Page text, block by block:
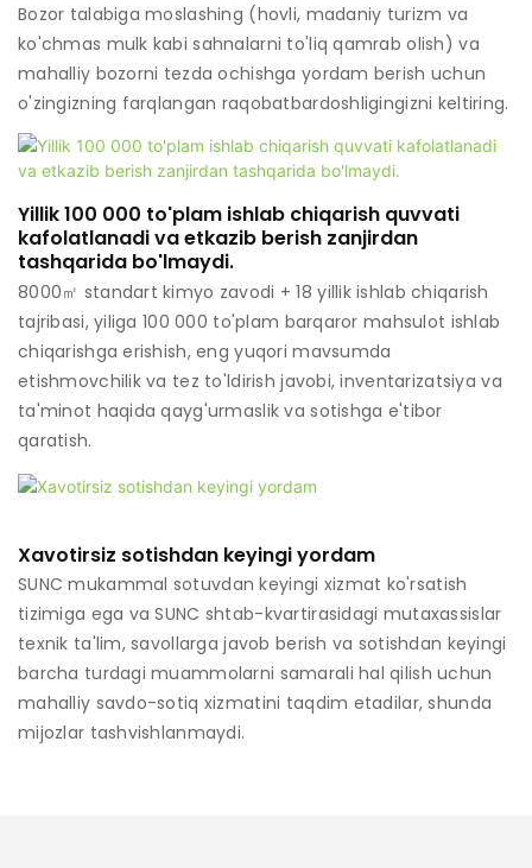
Bozor talabiga moslashing (hovli, madaniy turizm va
ko'chmas mulk kabi sahnalarni to'liq qamrab olish) va
mahalliy bozorni tezda ochishga yordam berish uchun
o'zingizning farqlangan raqobatbardoshligingizni keltiring.
Yillik 100 000 to'plam ishlab chiqarish quvvati
kafolatlanadi va etkazib berish zanjirdan
tashqarida bo'lmaydi.
8000㎡ standart kimyo zavodi + 18 yillik ishlab chiqarish
tajribasi, yiliga 100 000 to'plam barqaror mahsulot ishlab
chiqarishga erishish, eng yuqori mavsumda
etishmovchilik va tez to'ldirish javobi, inventarizatsiya va
ta'minot haqida qayg'urmaslik va sotishga e'tibor
qaratish.
Xavotirsiz sotishdan keyingi yordam
SUNC mukammal sotuvdan keyingi xizmat ko'rsatish
tizimiga ega va SUNC shtab-kvartirasidagi mutaxassislar
texnik ta'lim, savollarga javob berish va sotishdan keyingi
barcha turdagi muammolarni samarali hal qilish uchun
mahalliy savdo-sotiq xizmatini taqdim etadilar, shunda
mijozlar tashvishlanmaydi.